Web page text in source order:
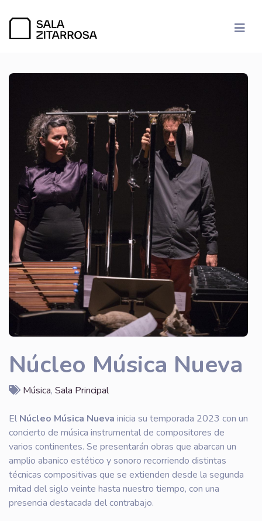
Núcleo Música Nueva
Música, Sala Principal
El Núcleo Música Nueva inicia su temporada 2023 con un
concierto de música instrumental de compositores de
varios continentes. Se presentarán obras que abarcan un
amplio abanico estético y sonoro recorriendo distintas
técnicas compositivas que se extienden desde la segunda
mitad del siglo veinte hasta nuestro tiempo, con una
presencia destacada del contrabajo.